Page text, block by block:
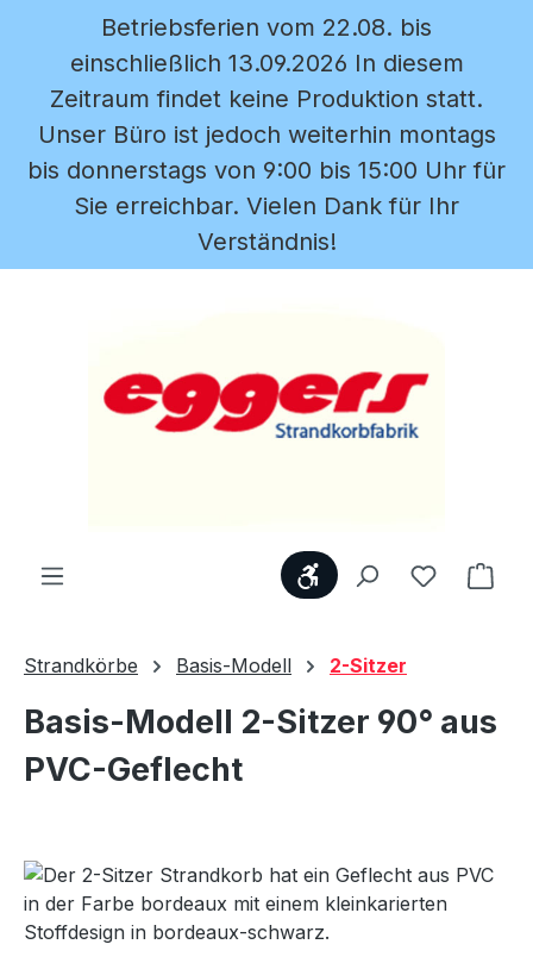
Zum Hauptinhalt springen
Betriebsferien vom 22.08. bis
einschließlich 13.09.2026 In diesem
Zeitraum findet keine Produktion statt.
Unser Büro ist jedoch weiterhin montags
bis donnerstags von 9:00 bis 15:00 Uhr für
Sie erreichbar. Vielen Dank für Ihr
Verständnis!
WerkzeugleisteDu hast 0
Strandkörbe Basis-Modell 2-Sitzer
Basis-Modell 2-Sitzer 90° aus
PVC-Geflecht
Bildergalerie überspringen